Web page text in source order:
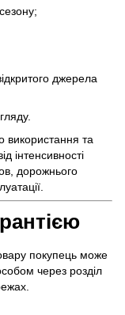
джерела
використання та
інтенсивності
дорожнього
покупець може
через розділ